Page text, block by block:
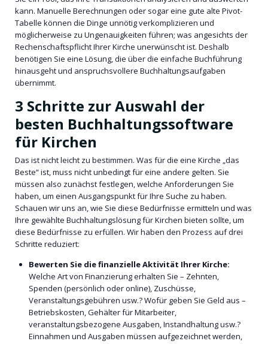
kann. Manuelle Berechnungen oder sogar eine gute alte Pivot-
Tabelle können die Dinge unnötig verkomplizieren und
möglicherweise zu Ungenauigkeiten führen; was angesichts der
Rechenschaftspflicht Ihrer Kirche unerwünscht ist. Deshalb
benötigen Sie eine Lösung, die über die einfache Buchführung
hinausgeht und anspruchsvollere Buchhaltungsaufgaben
übernimmt.
3 Schritte zur Auswahl der
besten Buchhaltungssoftware
für Kirchen
Das ist nicht leicht zu bestimmen. Was für die eine Kirche „das
Beste“ ist, muss nicht unbedingt für eine andere gelten. Sie
müssen also zunächst festlegen, welche Anforderungen Sie
haben, um einen Ausgangspunkt für Ihre Suche zu haben.
Schauen wir uns an, wie Sie diese Bedürfnisse ermitteln und was
Ihre gewählte Buchhaltungslösung für Kirchen bieten sollte, um
diese Bedürfnisse zu erfüllen. Wir haben den Prozess auf drei
Schritte reduziert:
Bewerten Sie die finanzielle Aktivität Ihrer Kirche:
Welche Art von Finanzierung erhalten Sie – Zehnten,
Spenden (persönlich oder online), Zuschüsse,
Veranstaltungsgebühren usw.? Wofür geben Sie Geld aus –
Betriebskosten, Gehälter für Mitarbeiter,
veranstaltungsbezogene Ausgaben, Instandhaltung usw.?
Einnahmen und Ausgaben müssen aufgezeichnet werden,